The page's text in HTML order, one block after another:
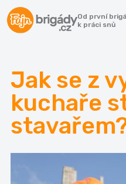
Od první
k práci snů
Jak se z
kuchaře